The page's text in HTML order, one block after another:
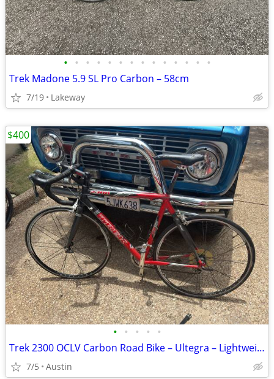
• • • • • • • • • • • • • •
Trek Madone 5.9 SL Pro Carbon – 58cm
7/19 Lakeway
• • • • •
Trek 2300 OCLV Carbon Road Bike – Ultegra – Lightweight – Ready to Ride
7/5 Austin
$400